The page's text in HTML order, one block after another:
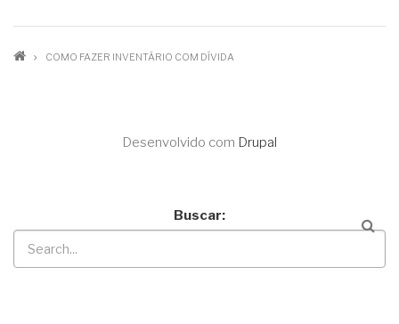
COMO FAZER INVENTÁRIO COM DÍVIDA
Desenvolvido com Drupal
Buscar